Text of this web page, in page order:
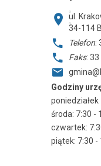
ul.
34-114
Telefon:
Faks:
Godziny
poniedziałek
środa: 7:30 -
czwartek:
piątek: 7:30 -